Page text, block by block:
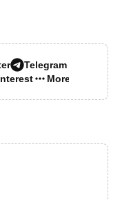
Telegram
More…